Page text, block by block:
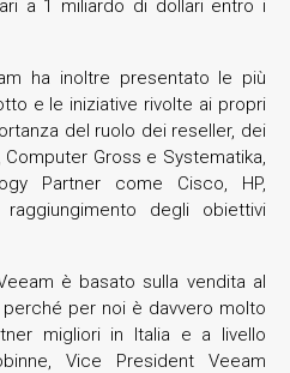
a 1 miliardo di dollari entro i
ha inoltre presentato le più
e le iniziative rivolte ai propri
del ruolo dei reseller, dei
Gross e Systematika,
Partner come Cisco, HP,
degli obiettivi
è basato sulla vendita al
per noi è davvero molto
migliori in Italia e a livello
Vice President Veeam